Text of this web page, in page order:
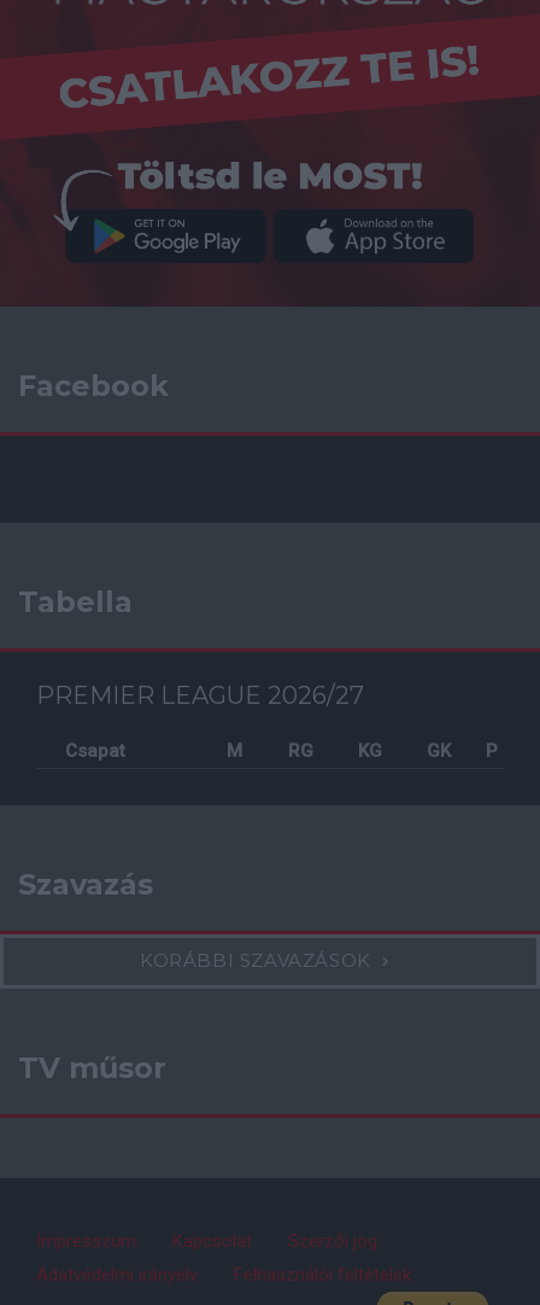
Facebook
Tabella
PREMIER LEAGUE 2026/27
Csapat M RG KG GK P
Szavazás
KORÁBBI SZAVAZÁSOK
TV műsor
Impresszum Kapcsolat
Szerzői jog
Adatvédelmi irányelv
Felhasználói feltételek